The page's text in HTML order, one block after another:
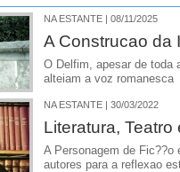
NA ESTANTE | 08/11/2025
A Construcao da
O Delfim, apesar de toda
alteiam a voz romanesca
NA ESTANTE | 30/03/2022
Literatura,
A Personagem de
autores para a reflexao